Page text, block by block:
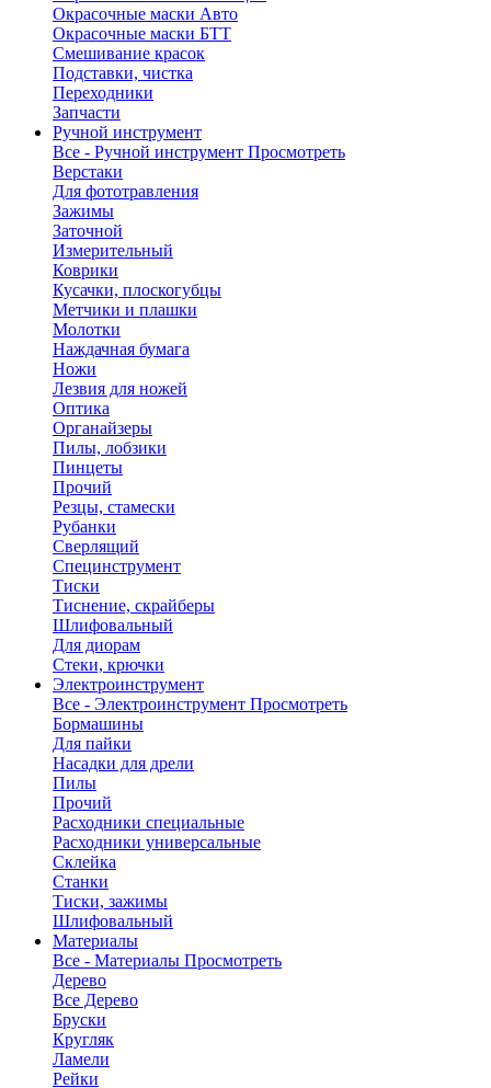
Окрасочные маски Авто
Окрасочные маски БТТ
Смешивание красок
Подставки, чистка
Переходники
Запчасти
Ручной инструмент
Все - Ручной инструмент Просмотреть
Верстаки
Для фототравления
Зажимы
Заточной
Измерительный
Коврики
Кусачки, плоскогубцы
Метчики и плашки
Молотки
Наждачная бумага
Ножи
Лезвия для ножей
Оптика
Органайзеры
Пилы, лобзики
Пинцеты
Прочий
Резцы, стамески
Рубанки
Сверлящий
Специнструмент
Тиски
Тиснение, скрайберы
Шлифовальный
Для диорам
Стеки, крючки
Электроинструмент
Все - Электроинструмент Просмотреть
Бормашины
Для пайки
Насадки для дрели
Пилы
Прочий
Расходники специальные
Расходники универсальные
Склейка
Станки
Тиски, зажимы
Шлифовальный
Материалы
Все - Материалы Просмотреть
Дерево
Все Дерево
Бруски
Кругляк
Ламели
Рейки